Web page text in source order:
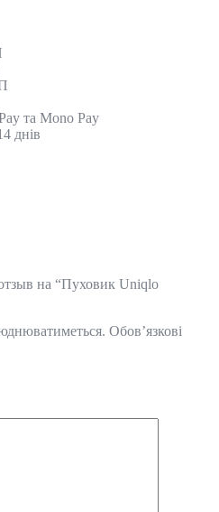
та Mono Pay
днів
на “Пуховик Uniqlo
Обов’язкові